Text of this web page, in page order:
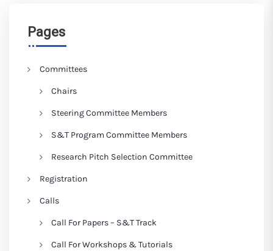
Pages
Committees
Chairs
Steering Committee Members
S&T Program Committee Members
Research Pitch Selection Committee
Registration
Calls
Call For Papers – S&T Track
Call For Workshops & Tutorials